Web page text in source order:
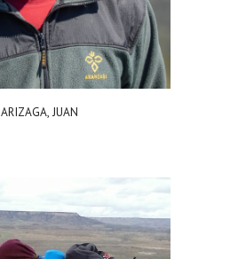
ARIZAGA, JUAN